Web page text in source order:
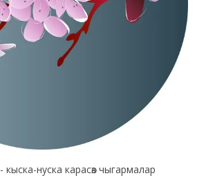
- кыска-нуска карасөз чыгармалар